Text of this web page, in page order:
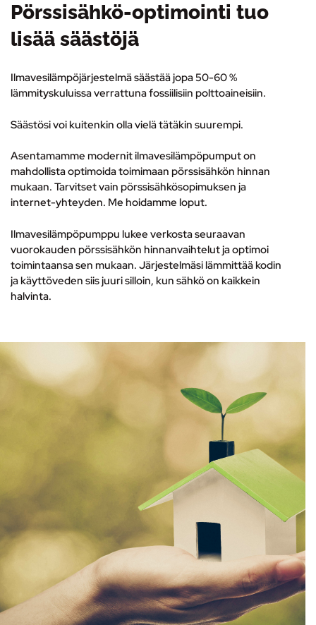
Pörssisähkö-optimointi tuo
lisää säästöjä
Ilmavesilämpöjärjestelmä säästää jopa 50-60 %
lämmityskuluissa verrattuna fossiilisiin polttoaineisiin.
Säästösi voi kuitenkin olla vielä tätäkin suurempi.
Asentamamme modernit ilmavesilämpöpumput on
mahdollista optimoida toimimaan pörssisähkön hinnan
mukaan. Tarvitset vain pörssisähkösopimuksen ja
internet-yhteyden. Me hoidamme loput.
Ilmavesilämpöpumppu lukee verkosta seuraavan
vuorokauden pörssisähkön hinnanvaihtelut ja optimoi
toimintaansa sen mukaan. Järjestelmäsi lämmittää kodin
ja käyttöveden siis juuri silloin, kun sähkö on kaikkein
halvinta.